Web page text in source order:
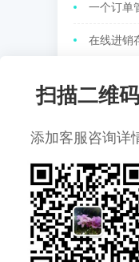
一个订单
在线进销
快消品
在线进销
核货宝订
扫描二维码
添加客服咨询详
电商产品